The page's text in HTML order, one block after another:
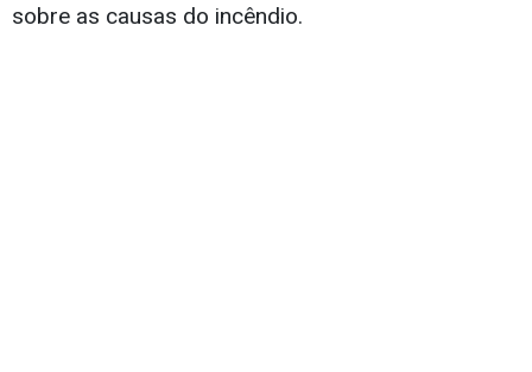
sobre as causas do incêndio.